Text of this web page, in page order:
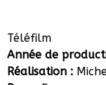
Téléfilm
Année de
Réalisation :